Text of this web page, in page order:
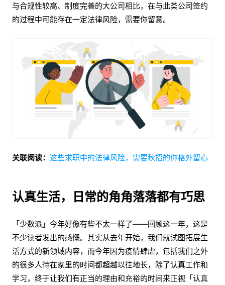
与合规性较高、制度完善的大公司相比，在与此类公司签约
的过程中可能存在一定法律风险，需要你留意。
关联阅读： 这些求职中的法律风险，需要秋招的你格外留心
认真生活，日常的角角落落都有巧思
「少数派」今年好像有些不太一样了——回顾这一年，这是
不少读者发出的感慨。其实从去年开始，我们就试图拓展生
活方式的新领域内容，而今年因为疫情肆虐，包括我们之外
的很多人待在家里的时间都超越以往地长，除了认真工作和
学习，终于让我们有正当的理由和充裕的时间来正视「认真